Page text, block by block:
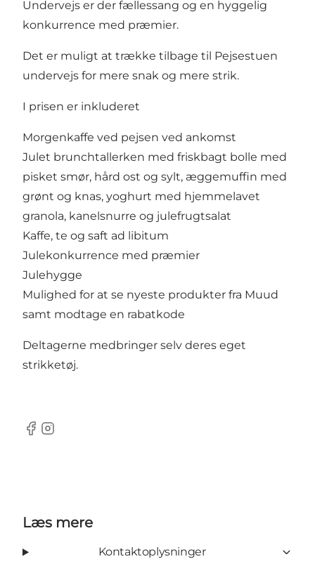
Undervejs er der fællessang og en hyggelig
konkurrence med præmier.
Det er muligt at trække tilbage til Pejsestuen
undervejs for mere snak og mere strik.
I prisen er inkluderet
Morgenkaffe ved pejsen ved ankomst
Julet brunchtallerken med friskbagt bolle med
pisket smør, hård ost og sylt, æggemuffin med
grønt og knas, yoghurt med hjemmelavet
granola, kanelsnurre og julefrugtsalat
Kaffe, te og saft ad libitum
Julekonkurrence med præmier
Julehygge
Mulighed for at se nyeste produkter fra Muud
samt modtage en rabatkode
Deltagerne medbringer selv deres eget
strikketøj.
Facebook
Instagram
Læs mere
Kontaktoplysninger